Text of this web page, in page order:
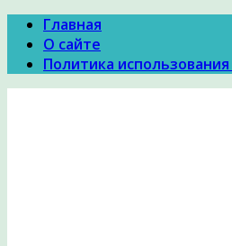
Главная
О сайте
Политика